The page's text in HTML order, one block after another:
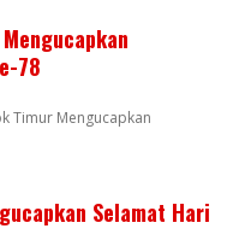
78
Timur Mengucapkan
Selamat Hari